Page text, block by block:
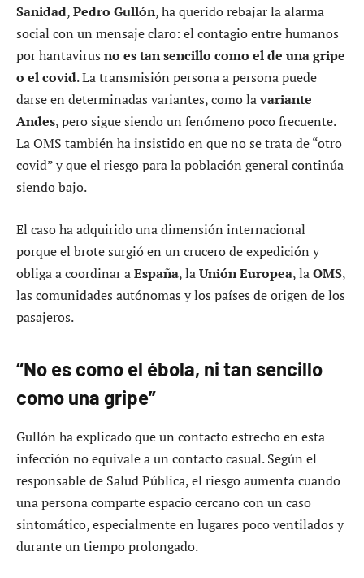
Sanidad,Pedro Gullón, ha querido rebajar la alarma
social con un mensaje claro: el contagio entre humanos
por hantavirus no es tan sencillo como el de una gripe
o el covid. La transmisión persona a persona puede
darse en determinadas variantes, como lavariante
Andes, pero sigue siendo un fenómeno poco frecuente.
La OMS también ha insistido en que no se trata de “otro
covid” y que el riesgo para la población general continúa
siendo bajo.
El caso ha adquirido una dimensión internacional
porque el brote surgió en un crucero de expedición y
obliga a coordinar aEspaña, laUnión Europea, laOMS,
las comunidades autónomas y los países de origen de los
pasajeros.
“No es como el ébola, ni tan sencillo
como una gripe”
Gullón ha explicado que un contacto estrecho en esta
infección no equivale a un contacto casual. Según el
responsable de Salud Pública, el riesgo aumenta cuando
una persona comparte espacio cercano con un caso
sintomático, especialmente en lugares poco ventilados y
durante un tiempo prolongado.